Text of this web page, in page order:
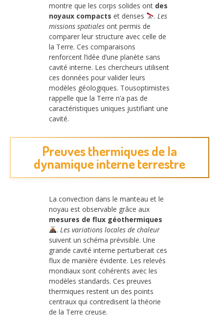
montre que les corps solides ont des
noyaux compacts et denses . Les
missions spatiales ont permis de
comparer leur structure avec celle de
la Terre. Ces comparaisons
renforcent l’idée d’une planète sans
cavité interne. Les chercheurs utilisent
ces données pour valider leurs
modèles géologiques. Tousoptimistes
rappelle que la Terre n’a pas de
caractéristiques uniques justifiant une
cavité.
Preuves thermiques de la
dynamique interne terrestre
La convection dans le manteau et le
noyau est observable grâce aux
mesures de flux géothermiques
. Les variations locales de chaleur
suivent un schéma prévisible. Une
grande cavité interne perturberait ces
flux de manière évidente. Les relevés
mondiaux sont cohérents avec les
modèles standards. Ces preuves
thermiques restent un des points
centraux qui contredisent la théorie
de la Terre creuse.